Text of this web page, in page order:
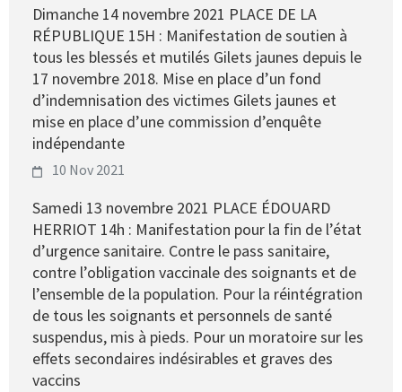
Dimanche 14 novembre 2021 PLACE DE LA
RÉPUBLIQUE 15H : Manifestation de soutien à
tous les blessés et mutilés Gilets jaunes depuis le
17 novembre 2018. Mise en place d’un fond
d’indemnisation des victimes Gilets jaunes et
mise en place d’une commission d’enquête
indépendante
10 Nov 2021
Samedi 13 novembre 2021 PLACE ÉDOUARD
HERRIOT 14h : Manifestation pour la fin de l’état
d’urgence sanitaire. Contre le pass sanitaire,
contre l’obligation vaccinale des soignants et de
l’ensemble de la population. Pour la réintégration
de tous les soignants et personnels de santé
suspendus, mis à pieds. Pour un moratoire sur les
effets secondaires indésirables et graves des
vaccins